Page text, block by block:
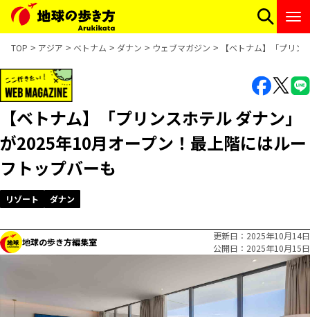
TOP アジア ベトナム ダナン ウェブマガジン 【ベトナム】「プリ
【ベトナム】「プリンスホテル ダナン」
が2025年10月オープン！最上階にはルー
フトップバーも
リゾート ダナン
地球の歩き方編集室
更新日
2025年10月14日
公開日
2025年10月15日